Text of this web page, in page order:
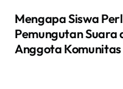
Mengapa Siswa
Pemungutan Suara
Anggota